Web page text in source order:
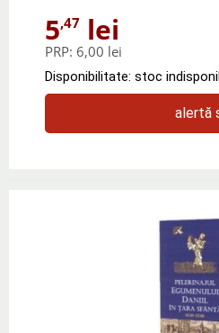
5,47 lei
PRP: 6,00 lei
Disponibilitate: stoc
alertă